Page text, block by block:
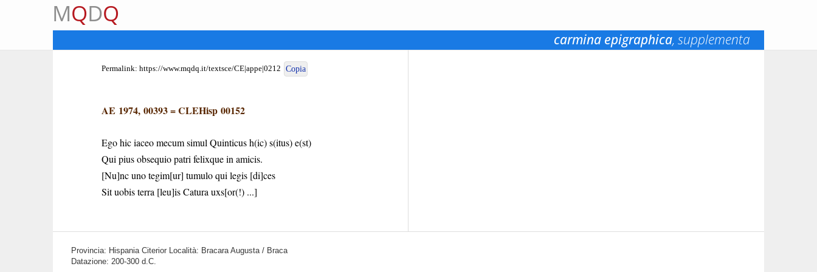
MQDQ
carmina epigraphica, supplementa
Permalink: https://www.mqdq.it/textsce/CE|appe|0212 Copia
AE 1974, 00393=CLEHisp 00152
Ego hic iaceo mecum simul Quinticus h(ic) s(itus) e(st)
Qui pius obsequio patri felixque in amicis.
[Nu]nc uno tegim[ur] tumulo qui legis [di]ces
Sit uobis terra [leu]is Catura uxs[or(!) ...]
Provincia: Hispania Citerior Località: Bracara Augusta / Braca
Datazione: 200-300 d.C.